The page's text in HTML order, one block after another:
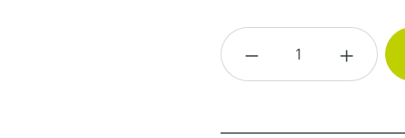
Produkt Anzahl: